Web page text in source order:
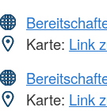
Karte: Link
Karte: Link